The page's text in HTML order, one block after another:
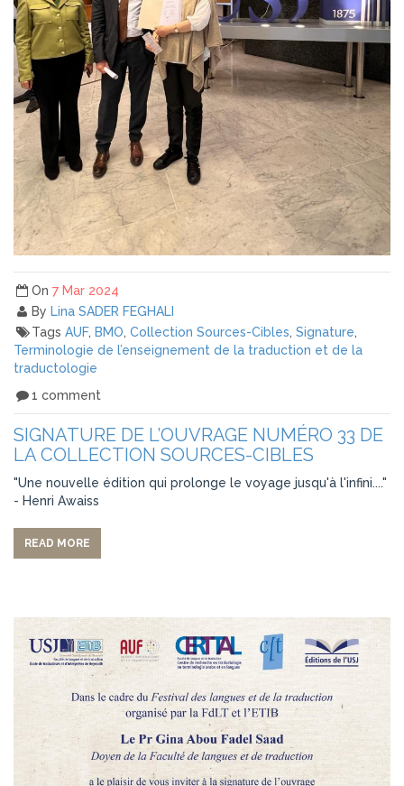
On 7 Mar 2024
By Lina SADER FEGHALI
Tags AUF, BMO, Collection Sources-Cibles, Signature,
Terminologie de l’enseignement de la traduction et de la
traductologie
1 comment
SIGNATURE DE L’OUVRAGE NUMÉRO 33 DE
LA COLLECTION SOURCES-CIBLES
"Une nouvelle édition qui prolonge le voyage jusqu'à l'infini...."
- Henri Awaiss
READ MORE